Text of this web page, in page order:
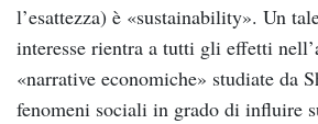
l’esattezza) è «sustainability». Un
interesse rientra a tutti gli effetti
«narrative economiche» studiate da
fenomeni sociali in grado di influire